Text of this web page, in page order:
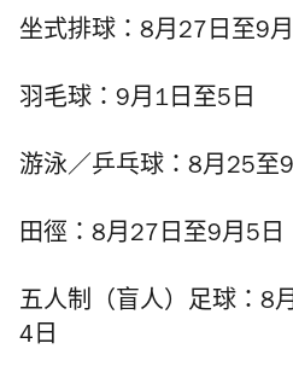
坐式排球：8月27日至9
羽毛球：9月1日至5日
游泳／乒乓球：8月25至
田徑：8月27日至9月5日
五人制（盲人）足球：8
4日